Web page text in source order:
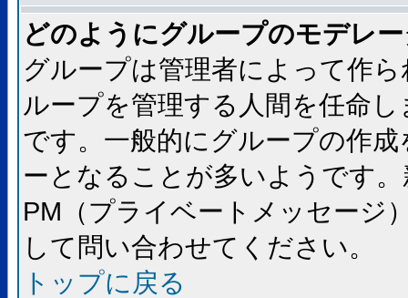
どのようにグループのモデレ
グループは管理者によって作
ループを管理する人間を任命
です。一般的にグループの作
ーとなることが多いようです
PM（プライベートメッセージ
して問い合わせてください。
トップに戻る